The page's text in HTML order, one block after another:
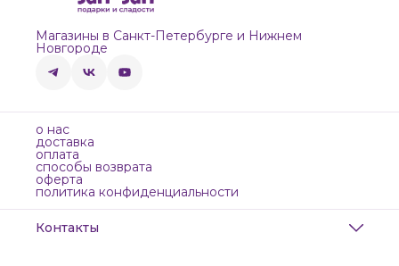
Магазины в Санкт-Петербурге и Нижнем
Новгороде
о нас
доставка
оплата
способы возврата
оферта
политика конфиденциальности
Контакты